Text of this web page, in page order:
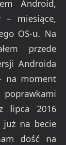
Android,
miesiące,
OS-u. Na
przede
Androida
na moment
lipca 2016
na becie
dość na